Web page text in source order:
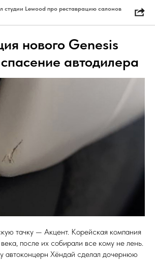
студии Lewood про реставрацию салонов
нового Genesis
автодилера
тачку — Акцент. Корейская компания
после их собирали все кому не лень.
автоконцерн Хёндай сделал дочернюю